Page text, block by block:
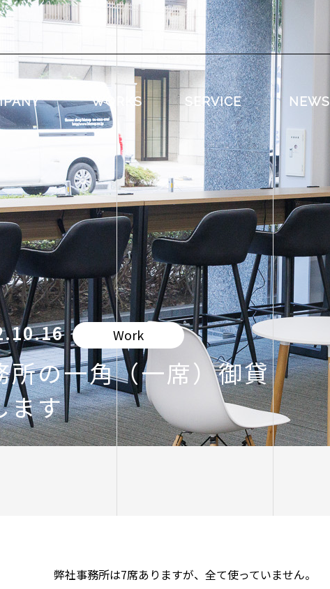
WORKS SERVICE NEWS
Work
所の一角（一席）御貸
ます
弊社事務所は7席ありますが、全て使っていません。